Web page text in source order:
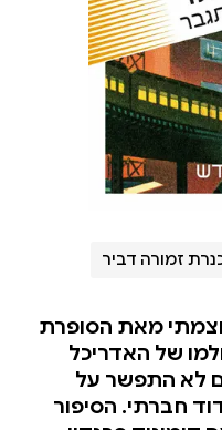
זמורה דביר
מאת הסופרת
של האדריכל
לא התפשר על
חברתי. הסיפור